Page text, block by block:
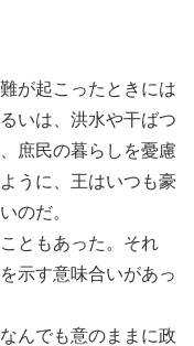
が起こったときには
いは、洪水や干ばつ
庶民の暮らしを憂慮
うに、王はいつも豪
のだ。
ともあった。それ
示す意味合いがあっ
んでも意のままに政